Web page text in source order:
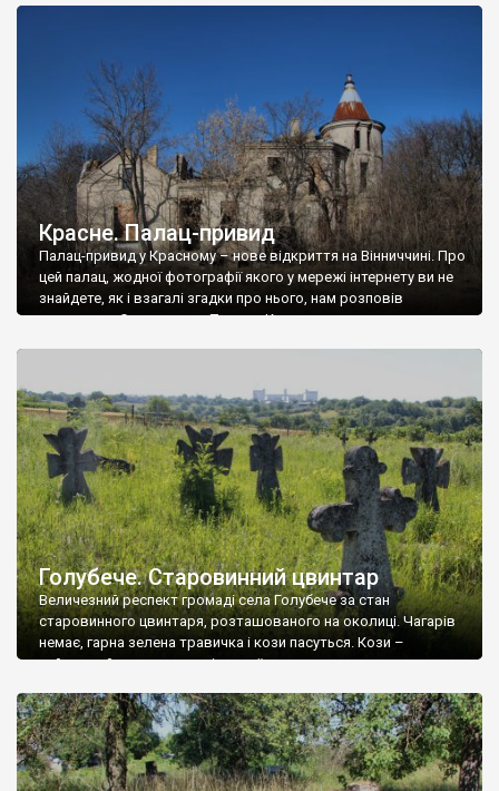
Красне. Палац-привид
Палац-привид у Красному – нове відкриття на Вінниччині. Про
цей палац, жодної фотографії якого у мережі інтернету ви не
знайдете, як і взагалі згадки про нього, нам розповів
мешканець Самгородка. Палац у Красному вразив не лише
Голубече. Старовинний цвинтар
Величезний респект громаді села Голубече за стан
старовинного цвинтаря, розташованого на околиці. Чагарів
немає, гарна зелена травичка і кози пасуться. Кози –
найкращий регулятор шкідливої, для старих кладовищ,
бруньками, кози ті бруньки обгризають, бо то улюблений
делікатес. На цвинтарі у Голубечому ціла колекція
різноманітних форм хрестів. Село відносно невелике, […]